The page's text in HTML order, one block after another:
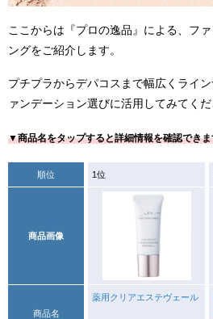
ここからは『プロの逸品』による、フ
ングをご紹介します。
プチプラからデパコスまで幅広くライ
ァンデーション選びに活用してみてくだ
▼商品名をタップすると詳細情報を確認できま
順位 1位
商品画像
商品名
薬用クリアエステヴェール